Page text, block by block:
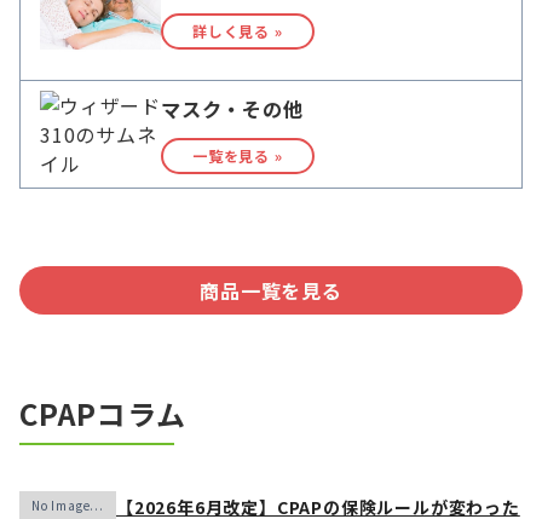
詳しく見る »
マスク・その他
一覧を見る »
商品一覧を見る
CPAPコラム
【2026年6月改定】CPAPの保険ルールが変わった